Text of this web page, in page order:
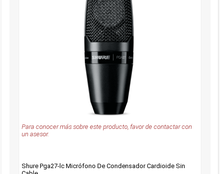
Para conocer más sobre este producto, favor de contactar con
un asesor.
Shure Pga27-lc Micrófono De Condensador Cardioide Sin